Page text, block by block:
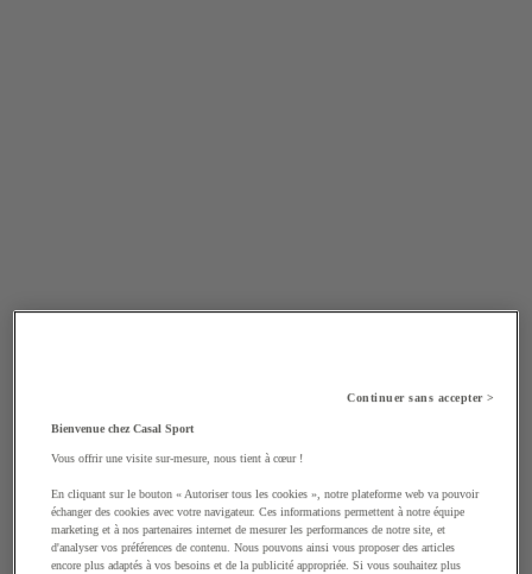
Continuer sans accepter >
Bienvenue chez Casal Sport
Vous offrir une visite sur-mesure, nous tient à cœur !
En cliquant sur le bouton « Autoriser tous les cookies », notre plateforme web va pouvoir
échanger des cookies avec votre navigateur. Ces informations permettent à notre équipe
marketing et à nos partenaires internet de mesurer les performances de notre site, et
d'analyser vos préférences de contenu. Nous pouvons ainsi vous proposer des articles
encore plus adaptés à vos besoins et de la publicité appropriée. Si vous souhaitez plus